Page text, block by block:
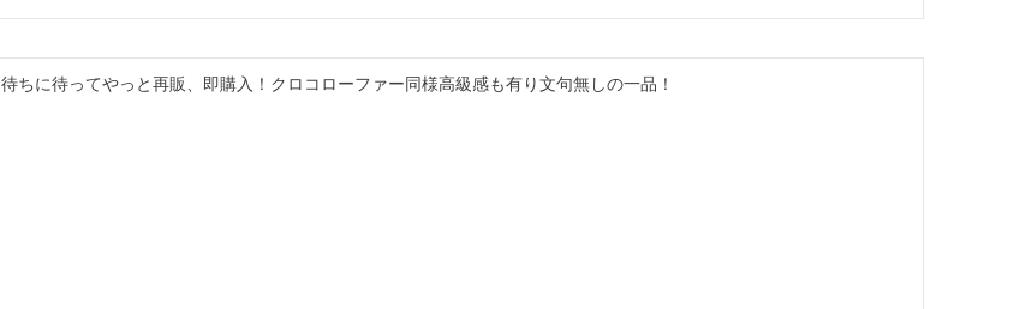
待ちに待ってやっと再販、即購入！クロコローファー同様高級感も有り文句無しの一品！